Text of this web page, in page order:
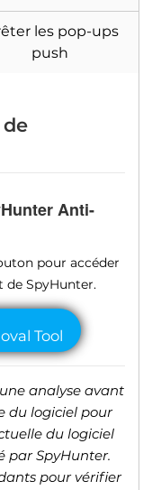
les pop-ups
push
Anti-
pour accéder
de SpyHunter.
analyse avant
du logiciel pour
du logiciel
par SpyHunter.
pour vérifier